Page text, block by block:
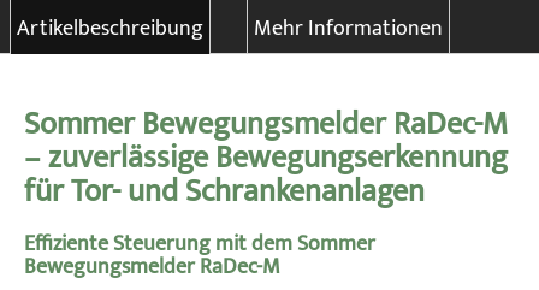
Artikelbeschreibung Mehr Informationen
Sommer Bewegungsmelder RaDec-M
– zuverlässige Bewegungserkennung
für Tor- und Schrankenanlagen
Effiziente Steuerung mit dem Sommer
Bewegungsmelder RaDec-M